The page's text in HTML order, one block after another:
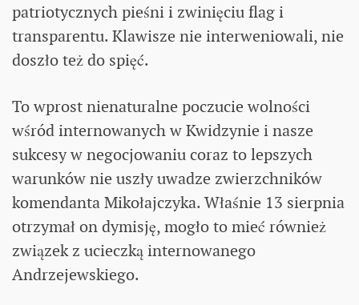
patriotycznych pieśni i zwinięciu flag i
transparentu. Klawisze nie interweniowali, nie
doszło też do spięć.
To wprost nienaturalne poczucie wolności
wśród internowanych w Kwidzynie i nasze
sukcesy w negocjowaniu coraz to lepszych
warunków nie uszły uwadze zwierzchników
komendanta Mikołajczyka. Właśnie 13 sierpnia
otrzymał on dymisję, mogło to mieć również
związek z ucieczką internowanego
Andrzejewskiego.